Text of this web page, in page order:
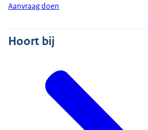
Aanvraag doen
Hoort bij